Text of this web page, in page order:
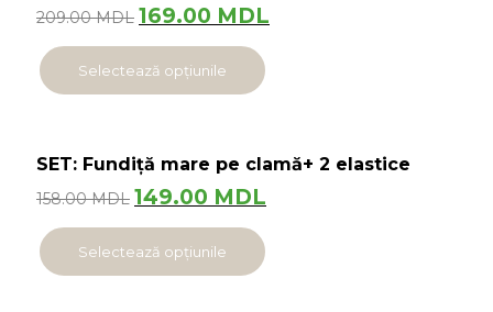
209.00MDL 169.00 MDL
Selectează opțiunile
SET: Fundiță mare pe clamă+ 2 elastice
158.00MDL 149.00 MDL
Selectează opțiunile